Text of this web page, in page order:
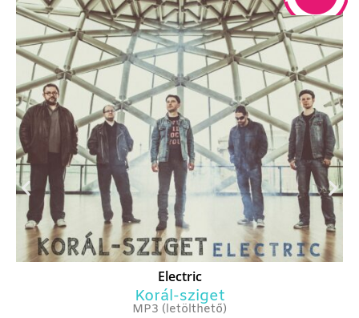
Electric
Korál-sziget
MP3 (letölthető)